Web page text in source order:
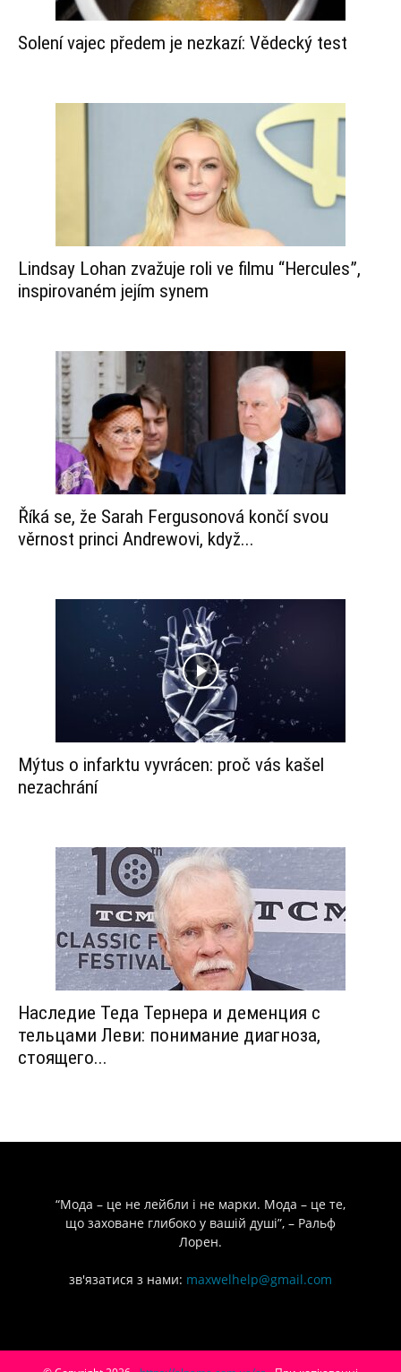
Solení vajec předem je nezkazí: Vědecký test
Lindsay Lohan zvažuje roli ve filmu “Hercules”,
inspirovaném jejím synem
Říká se, že Sarah Fergusonová končí svou
věrnost princi Andrewovi, když...
Mýtus o infarktu vyvrácen: proč vás kašel
nezachrání
Наследие Теда Тернера и деменция с
тельцами Леви: понимание диагноза,
стоящего...
“Мода – це не лейбли і не марки. Мода – це те,
що заховане глибоко у вашій душі”, – Ральф
Лорен.
зв'язатися з нами: maxwelhelp@gmail.com